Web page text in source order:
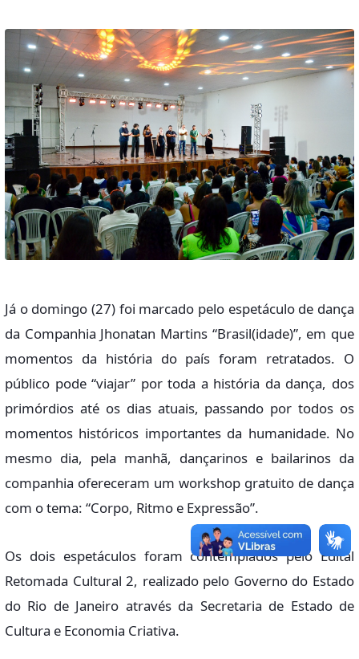
Já o domingo (27) foi marcado pelo espetáculo de dança
da Companhia Jhonatan Martins “Brasil(idade)”, em que
momentos da história do país foram retratados. O
público pode “viajar” por toda a história da dança, dos
primórdios até os dias atuais, passando por todos os
momentos históricos importantes da humanidade. No
mesmo dia, pela manhã, dançarinos e bailarinos da
companhia ofereceram um workshop gratuito de dança
com o tema: “Corpo, Ritmo e Expressão”.
Os dois espetáculos foram contemplados pelo Edital
Retomada Cultural 2, realizado pelo Governo do Estado
do Rio de Janeiro através da Secretaria de Estado de
Cultura e Economia Criativa.